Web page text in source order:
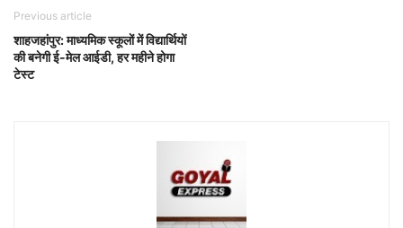
Previous article
शाहजहांपुर: माध्यमिक स्कूलाें में विद्यार्थियों
की बनेगी ई-मेल आईडी, हर महीने होगा
टेस्ट